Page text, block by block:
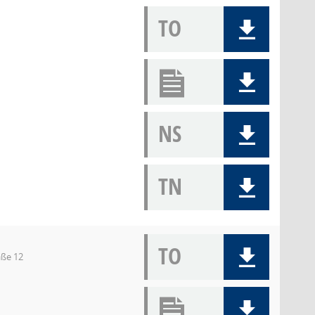
TO
NS
TN
12 TO